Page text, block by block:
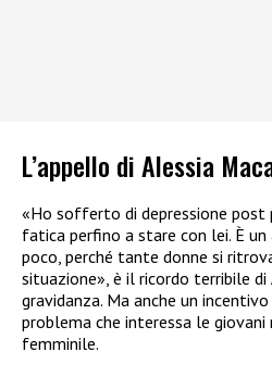
L’appello di Alessia
«Ho sofferto di depressione post
fatica perfino a stare con lei. È
poco, perché tante donne si
situazione», è il ricordo terribile di
gravidanza. Ma anche un
problema che interessa le giovani
femminile.